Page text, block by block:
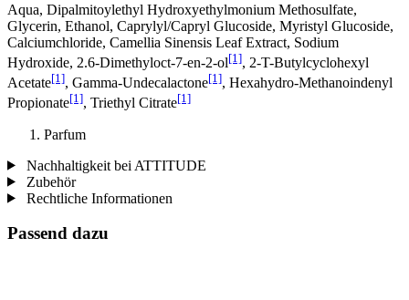
Aqua, Dipalmitoylethyl Hydroxyethylmonium Methosulfate,
Glycerin, Ethanol, Caprylyl/Capryl Glucoside, Myristyl Glucoside,
Calciumchloride, Camellia Sinensis Leaf Extract, Sodium
Hydroxide, 2.6-Dimethyloct-7-en-2-ol[1], 2-T-Butylcyclohexyl
Acetate[1], Gamma-Undecalactone[1], Hexahydro-Methanoindenyl
Propionate[1], Triethyl Citrate[1]
Parfum
Nachhaltigkeit bei ATTITUDE
Zubehör
Rechtliche Informationen
Passend dazu